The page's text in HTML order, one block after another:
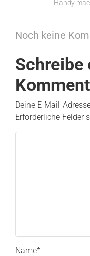
Handy
Noch keine
Schreibe
Deine E-Mail-
Erforderliche Felder
Name*